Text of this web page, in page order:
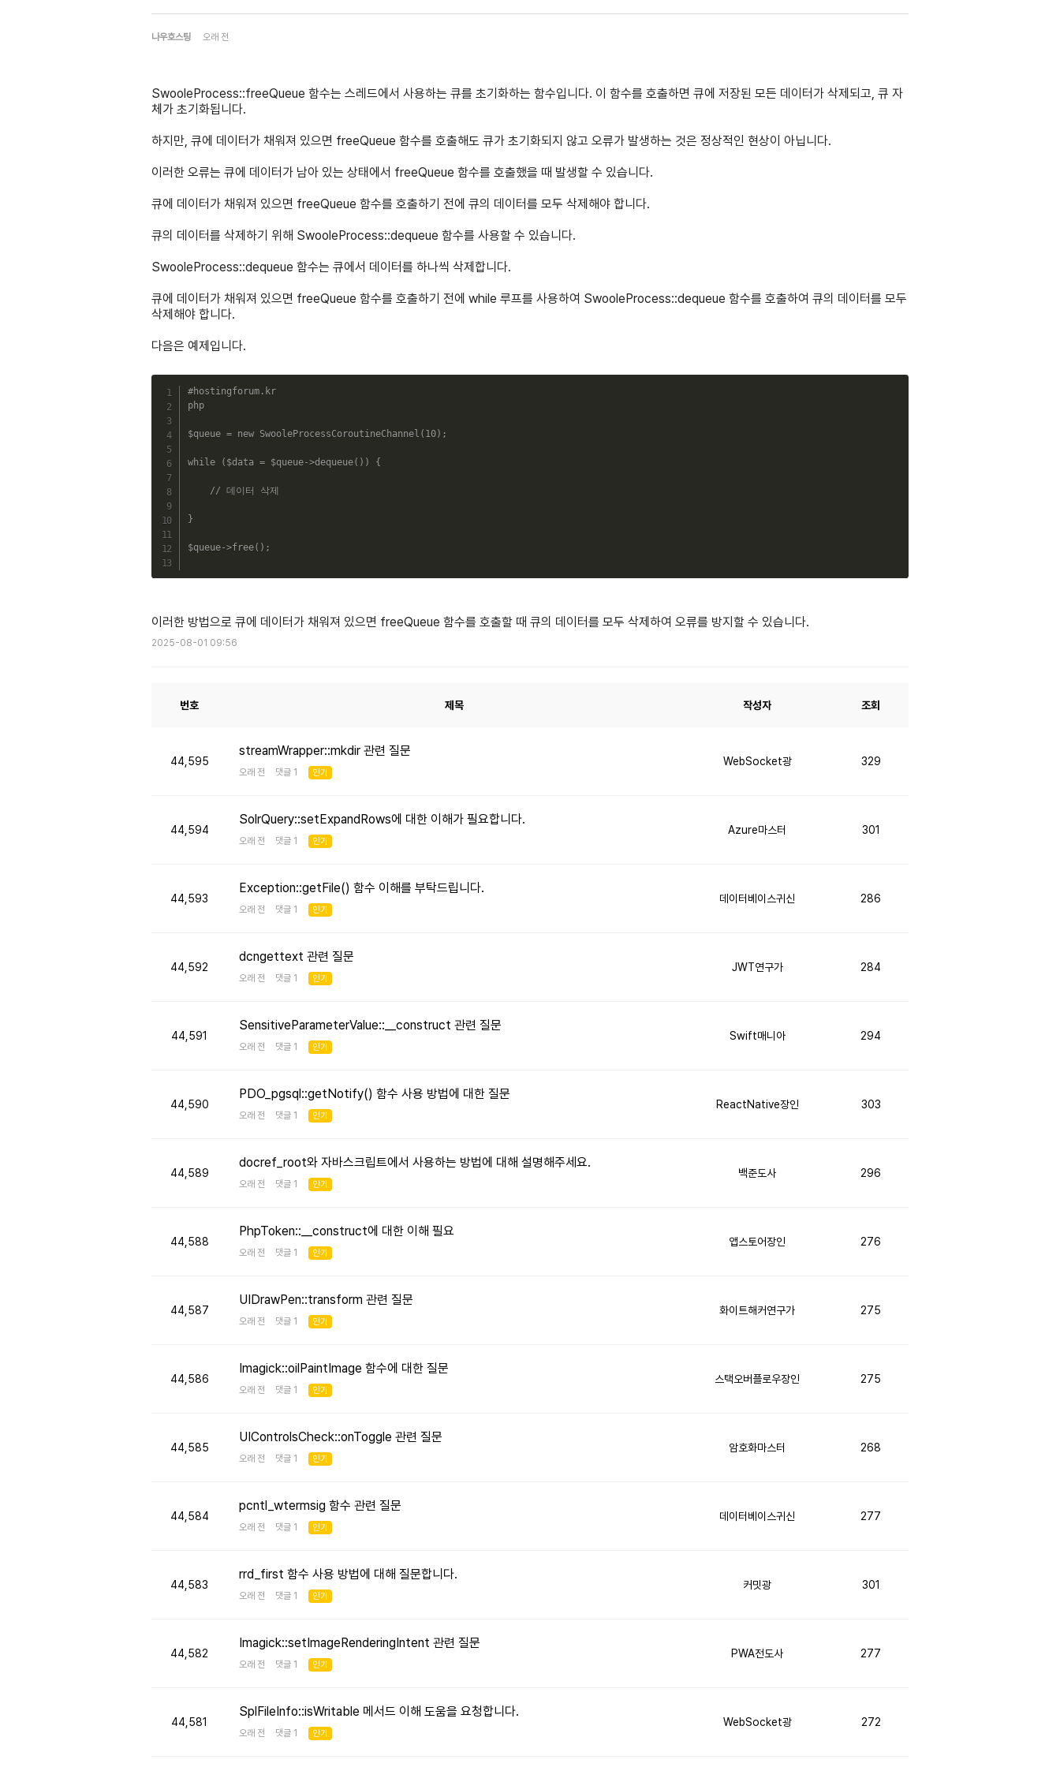
나우호스팅 오래 전
SwooleProcess::freeQueue 함수는 스레드에서 사용하는 큐를 초기화하는 함수입니다. 이 함수를 호출하면 큐에 저장된 모든 데이터가 삭제되고, 큐 자
체가 초기화됩니다.
하지만, 큐에 데이터가 채워져 있으면 freeQueue 함수를 호출해도 큐가 초기화되지 않고 오류가 발생하는 것은 정상적인 현상이 아닙니다.
이러한 오류는 큐에 데이터가 남아 있는 상태에서 freeQueue 함수를 호출했을 때 발생할 수 있습니다.
큐에 데이터가 채워져 있으면 freeQueue 함수를 호출하기 전에 큐의 데이터를 모두 삭제해야 합니다.
큐의 데이터를 삭제하기 위해 SwooleProcess::dequeue 함수를 사용할 수 있습니다.
SwooleProcess::dequeue 함수는 큐에서 데이터를 하나씩 삭제합니다.
큐에 데이터가 채워져 있으면 freeQueue 함수를 호출하기 전에 while 루프를 사용하여 SwooleProcess::dequeue 함수를 호출하여 큐의 데이터를 모두
삭제해야 합니다.
다음은 예제입니다.
#hostingforum.kr
php
$queue = new SwooleProcessCoroutineChannel ( 10) ;
while ( $data = $queue->dequeue( ) ) {
// 데이터 삭제
}
$queue->free( ) ;
이러한 방법으로 큐에 데이터가 채워져 있으면 freeQueue 함수를 호출할 때 큐의 데이터를 모두 삭제하여 오류를 방지할 수 있습니다.
2025-08-01 09:56
번호 제목 작성자 조회
44,595
streamWrapper::mkdir 관련 질문
오래 전 댓글 1 인기
WebSocket광 329
44,594
SolrQuery::setExpandRows에 대한 이해가 필요합니다.
오래 전 댓글 1 인기
Azure마스터 301
44,593
Exception::getFile() 함수 이해를 부탁드립니다.
오래 전 댓글 1 인기
데이터베이스귀신 286
44,592
dcngettext 관련 질문
오래 전 댓글 1 인기
JWT연구가 284
44,591
SensitiveParameterValue::__construct 관련 질문
오래 전 댓글 1 인기
Swift매니아 294
44,590
PDO_pgsql::getNotify() 함수 사용 방법에 대한 질문
오래 전 댓글 1 인기
ReactNative장인 303
44,589
docref_root와 자바스크립트에서 사용하는 방법에 대해 설명해주세요.
오래 전 댓글 1 인기
백준도사 296
44,588
PhpToken::__construct에 대한 이해 필요
오래 전 댓글 1 인기
앱스토어장인 276
44,587
UIDrawPen::transform 관련 질문
오래 전 댓글 1 인기
화이트해커연구가 275
44,586
Imagick::oilPaintImage 함수에 대한 질문
오래 전 댓글 1 인기
스택오버플로우장인 275
44,585
UIControlsCheck::onToggle 관련 질문
오래 전 댓글 1 인기
암호화마스터 268
44,584
pcntl_wtermsig 함수 관련 질문
오래 전 댓글 1 인기
데이터베이스귀신 277
44,583
rrd_first 함수 사용 방법에 대해 질문합니다.
오래 전 댓글 1 인기
커밋광 301
44,582
Imagick::setImageRenderingIntent 관련 질문
오래 전 댓글 1 인기
PWA전도사 277
44,581
SplFileInfo::isWritable 메서드 이해 도움을 요청합니다.
오래 전 댓글 1 인기
WebSocket광 272